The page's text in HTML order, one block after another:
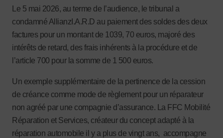
Le 5 mai 2026, au terme de l’audience, le tribunal a
condamné AllianzI.A.R.D au paiement des soldes des deux
factures pour un montant de 1039, 70 euros, majoré des
intérêts de retard, des frais inhérents à la procédure et de
l’article 700 pour la somme de 1 500 euros.
Un exemple supplémentaire de la pertinence de la cession
de créance comme mode de règlement pour un réparateur
non agréé par une compagnie d’assurance. La FFC Mobilité
Réparation et Services, créateur du concept adapté à la
réparation automobile il y a plus de vingt ans, accompagne